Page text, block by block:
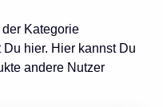
Kategorie
Du hier. Hier kannst Du
andere Nutzer